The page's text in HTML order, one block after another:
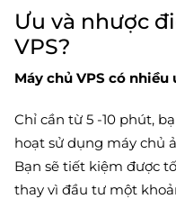
Ưu và nhược
VPS?
Máy chủ VPS có
Chỉ cần từ 5 -10 phút,
hoạt sử dụng máy chủ
Bạn sẽ tiết kiệm được
thay vì đầu tư một